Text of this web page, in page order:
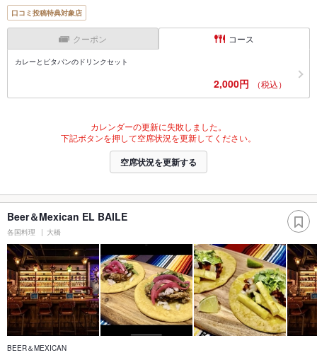
口コミ投稿特典対象店
クーポン コース
カレーとピタパンのドリンクセット
2,000円 （税込）
カレンダーの更新に失敗しました。
下記ボタンを押して空席状況を更新してください。
空席状況を更新する
Beer＆Mexican EL BAILE
各国料理 大橋
BEER＆MEXICAN